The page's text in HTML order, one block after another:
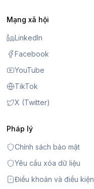
Mạng xã hội
LinkedIn
Facebook
YouTube
TikTok
X (Twitter)
Pháp lý
Chính sách bảo mật
Yêu cầu xóa dữ liệu
Điều khoản và điều kiện